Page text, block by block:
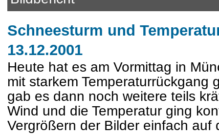
Schneesturm und
13.12.2001
Heute hat es am Vormittag in
mit starkem Temperaturrückgang
gab es dann noch weitere teils
Wind und die Temperatur ging
Vergrößern der Bilder einfach auf